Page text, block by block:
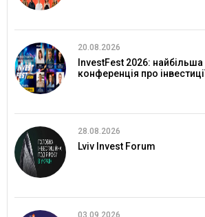
20.08.2026
InvestFest 2026:
конференція про
28.08.2026
Lviv Invest Forum